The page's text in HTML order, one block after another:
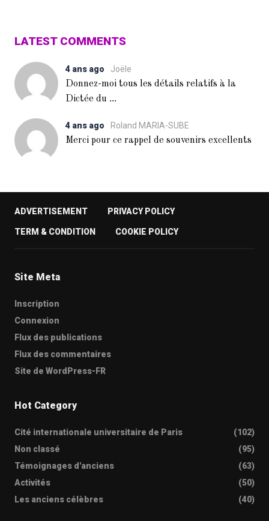
LATEST COMMENTS
4 ans ago
Joële
Donnez-moi tous les détails relatifs à la
Dictée du ...
4 ans ago
Roland MARIA-SUBE
Merci pour ce rappel de souvenirs excellents
ADVERTISEMENT PRIVACY POLICY
TERM & CONDITION COOKIE POLICY
Site Meta
Inscription
Connexion
Flux des publications
Flux des commentaires
Site de WordPress-FR
Hot Category
Cité internationale universitaire de Paris
(102)
Non classé
(95)
Témoignages d'anciens
(63)
Activités
(50)
Les anciens célèbres
(40)